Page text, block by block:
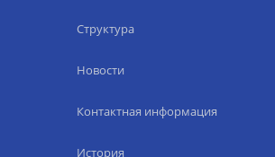
Структура
Новости
Контактная информация
История